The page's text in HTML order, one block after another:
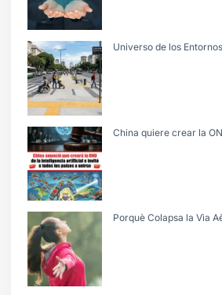
Universo de los
China quiere crear la
Porquè Colapsa la Vìa